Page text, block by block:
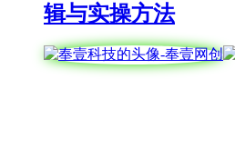
辑与实操方法